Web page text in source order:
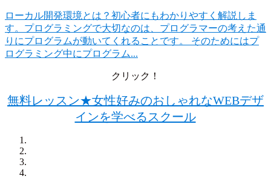
ローカル開発環境とは？初心者にもわかりやすく解説しま
す。 プログラミングで大切なのは、プログラマーの考えた通
りにプログラムが動いてくれることです。 そのためにはプ
ログラミング中にプログラム...
クリック！
無料レッスン★女性好みのおしゃれなWEBデザ
インを学べるスクール